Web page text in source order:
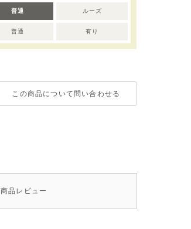
普通 ルーズ
普通 有り
この商品について問い合わせる
商品 レビュー